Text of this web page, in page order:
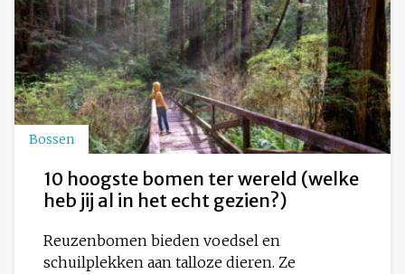
Bossen
10 hoogste bomen ter wereld (welke
heb jij al in het echt gezien?)
Reuzenbomen bieden voedsel en
schuilplekken aan talloze dieren. Ze